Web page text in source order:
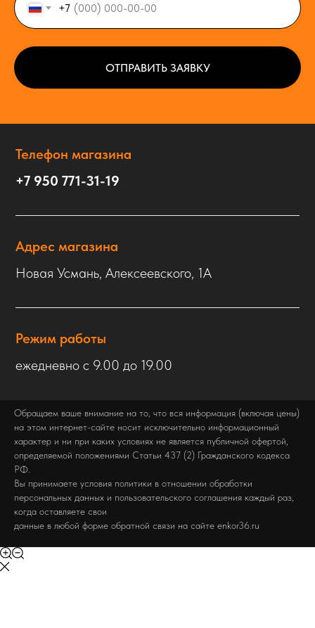
+7
ОТПРАВИТЬ ЗАЯВКУ
Телефон магазина
+7 950 771-31-19
Адрес магазина
Новая Усмань, Алексеевского, 1А
Режим работы
ежедневно с 9.00 до 19.00
Обращаем ваше внимание на то, что вся информация (включая цены)
на этом интернет-сайте носит исключительно информационный
характер и ни при каких условиях не является публичной офертой,
определяемой положениями Статьи 437 (2) Гражданского кодекса
РФ.
Вы принимаете условия политики в отношении обработки
персональных данных и пользовательского соглашения каждый раз,
когда оставляете свои
данные в любой форме обратной связи на сайте enkor36.ru